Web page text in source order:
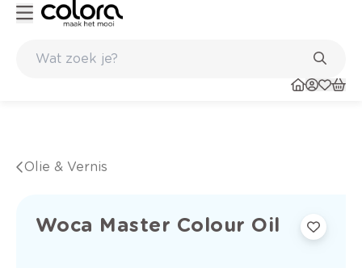
Olie & Vernis
Woca Master Colour Oil